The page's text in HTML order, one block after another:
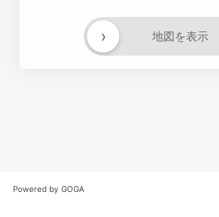
地図を表示
›
Powered by GOGA